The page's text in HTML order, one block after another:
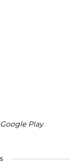
Google Play